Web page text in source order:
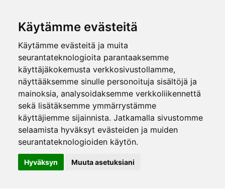
Käytämme evästeitä
Käytämme evästeitä ja muita
seurantateknologioita parantaaksemme
käyttäjäkokemusta verkkosivustollamme,
näyttääksemme sinulle personoituja sisältöjä ja
mainoksia, analysoidaksemme verkkoliikennettä
sekä lisätäksemme ymmärrystämme
käyttäjiemme sijainnista. Jatkamalla sivustomme
selaamista hyväksyt evästeiden ja muiden
seurantateknologioiden käytön.
Hyväksyn Muuta asetuksiani